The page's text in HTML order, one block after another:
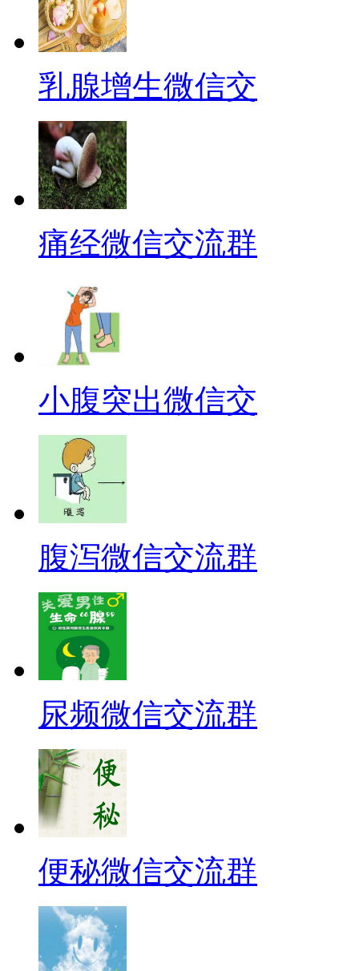
乳腺增生微信交
痛经微信交流群
小腹突出微信交
腹泻微信交流群
尿频微信交流群
便秘微信交流群